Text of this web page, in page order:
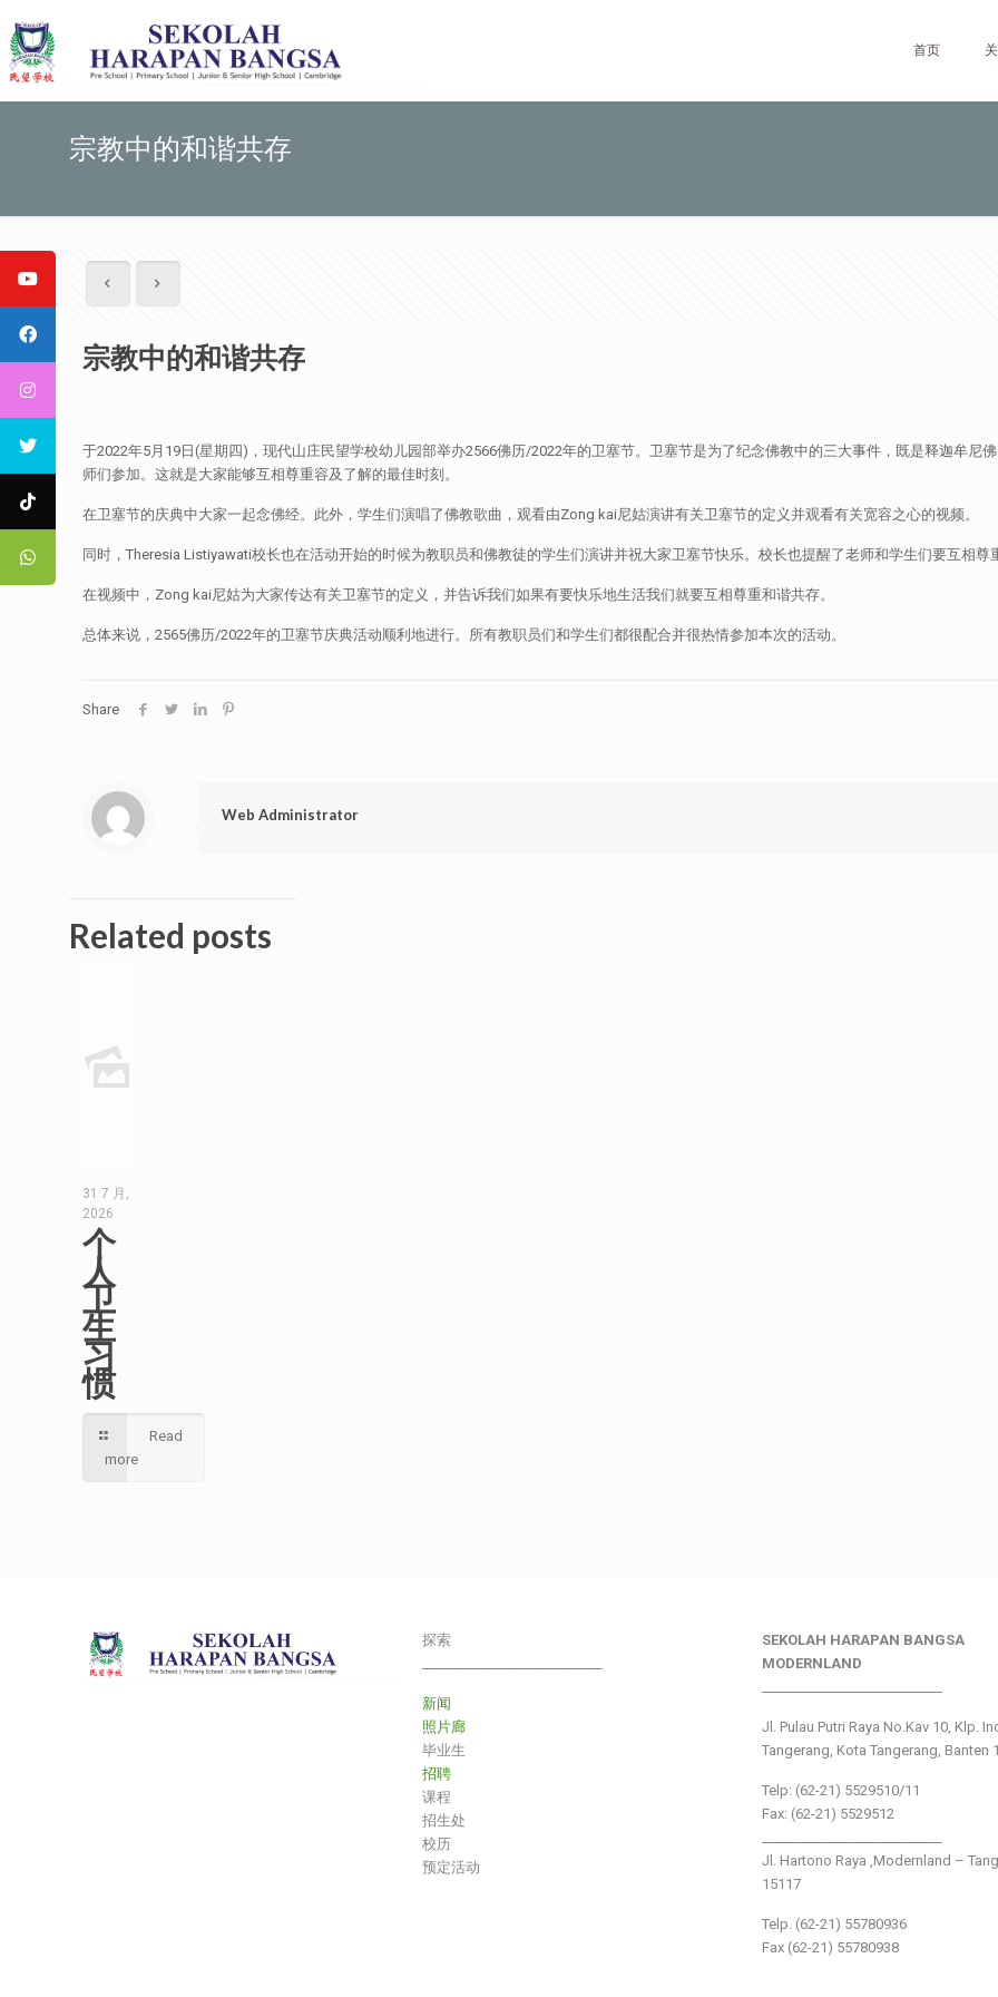
首页
宗教中的和谐共存
宗教中的和谐共存
于2022年5月19日(星期四)，现代山庄民望学校幼儿园部举办2566佛历/2022年的卫塞节。卫塞节是为了纪念佛教中的三大事件，既是释迦牟尼
师们参加。这就是大家能够互相尊重容及了解的最佳时刻。
在卫塞节的庆典中大家一起念佛经。此外，学生们演唱了佛教歌曲，观看由Zong kai尼姑演讲有关卫塞节的定义并观看有关宽容之心的视频。
同时，Theresia Listiyawati校长也在活动开始的时候为教职员和佛教徒的学生们演讲并祝大家卫塞节快乐。校长也提醒了老师和学生们要互相尊
在视频中，Zong kai尼姑为大家传达有关卫塞节的定义，并告诉我们如果有要快乐地生活我们就要互相尊重和谐共存。
总体来说，2565佛历/2022年的卫塞节庆典活动顺利地进行。所有教职员们和学生们都很配合并很热情参加本次的活动。
Share
Web Administrator
Related posts
31 7 月,
2026
个
人
卫
生
习
惯
Read
more
探索
新闻
照片廊
毕业生
招聘
课程
招生处
校历
预定活动
SEKOLAH HARAPAN BANGSA
MODERNLAND
Jl. Pulau Putri Raya No.Kav 10, Klp.
Tangerang, Kota Tangerang, Banten
Telp: (62-21) 5529510/11
Fax: (62-21) 5529512
Jl. Hartono Raya ,Modernland –
15117
Telp. (62-21) 55780936
Fax (62-21) 55780938